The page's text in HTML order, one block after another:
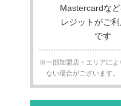
※一部加盟店・エリアによ
ない場合がございます。